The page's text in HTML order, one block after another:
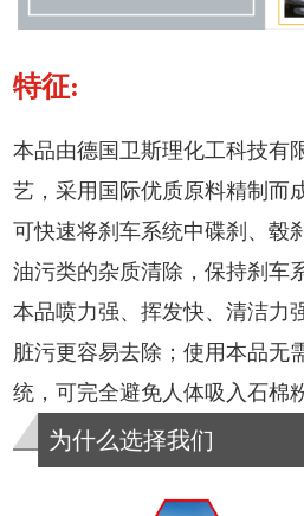
特征:
本品由德国卫斯理化工科技有
艺，采用国际优质原料精制而
可快速将刹车系统中碟刹、毂
油污类的杂质清除，保持刹车
本品喷力强、挥发快、清洁力
脏污更容易去除；使用本品无
统，可完全避免人体吸入石棉
为什么选择我们